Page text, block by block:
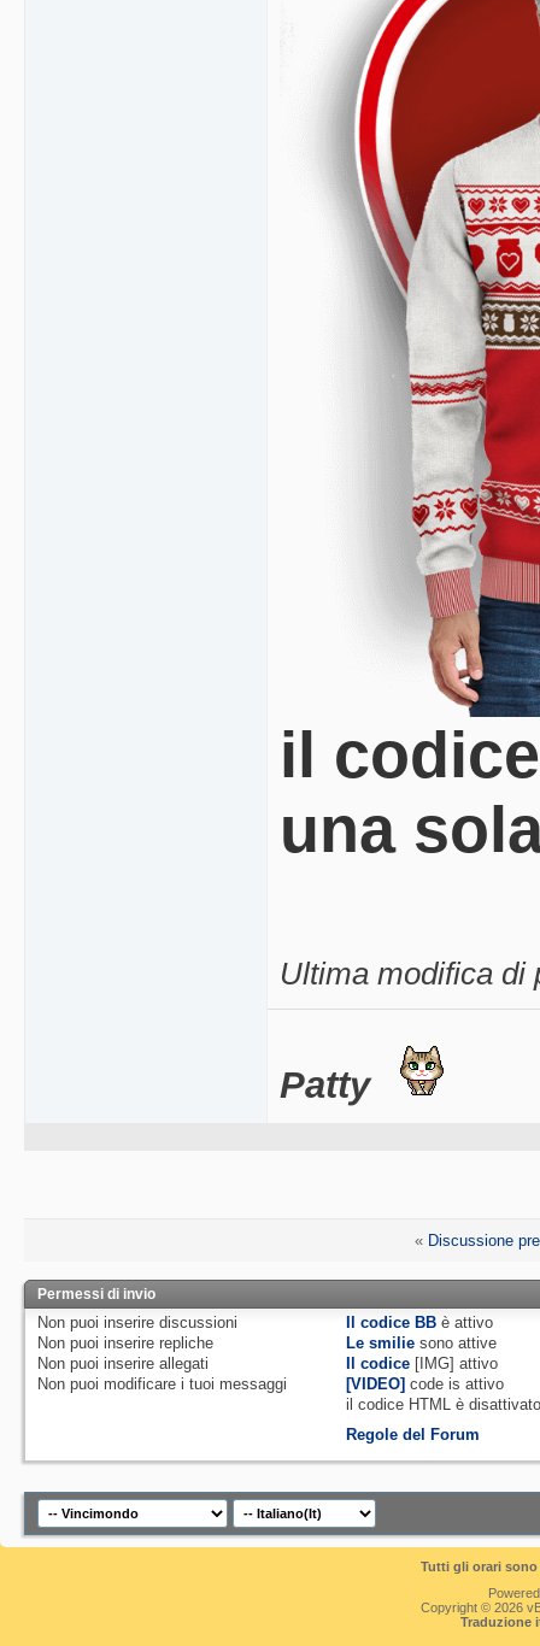
il
una
Ultima modifica di
Patty
« Discussione
Permessi di invio
Non puoi inserire discussioni
Non puoi inserire repliche
Non puoi inserire allegati
Non puoi modificare i tuoi messaggi
Il codice BB èattivo
Le smilie sono attive
Il codice [IMG]attivo
[VIDEO] code isattivo
il codice HTML è
Regole del Forum
Tutti gli orari
Copyright © 2026
Traduzione